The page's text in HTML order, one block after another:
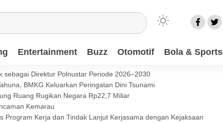
Entertainment Buzz Otomotif Bola & Sports
sebagai Direktur Polnustar Periode 2026–2030
BMKG Keluarkan Peringatan Dini Tsunami
Ruang Rugikan Negara Rp22,7 Miliar
Kemarau
Program Kerja dan Tindak Lanjut Kerjasama dengan Kejaksaan